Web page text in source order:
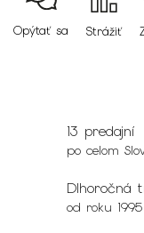
Opýtať sa Strážiť
13 predajní
po celom
Dlhoročná
od roku 1995